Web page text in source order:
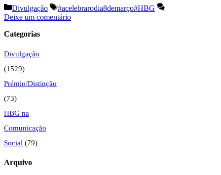
Categorias
Divulgação Etiquetas
#acelebrarodia8demarço#HBG
Deixe um comentário
Categorias
Divulgação
(1529)
Prémio/Distinção
(73)
HBG na
Comunicação
Social (79)
Arquivo